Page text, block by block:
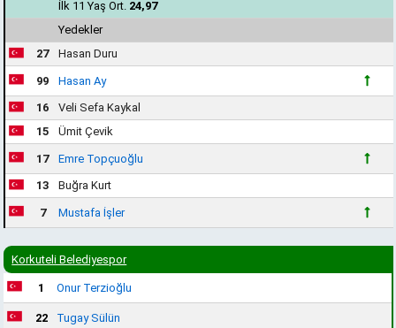
İlk 11 Yaş Ort. 24,97
Yedekler
27
Hasan Duru
99
Hasan Ay
16
Veli Sefa Kaykal
15
Ümit Çevik
17
Emre Topçuoğlu
13
Buğra Kurt
7 Mustafa İşler
Korkuteli Belediyespor
1 Onur Terzioğlu
22 Tugay Sülün